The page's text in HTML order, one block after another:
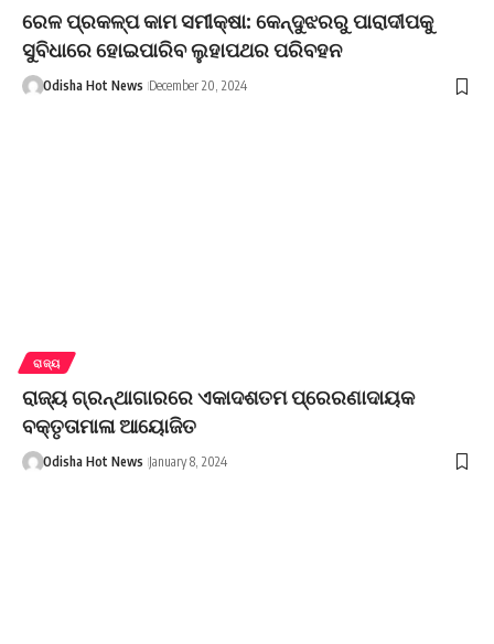
ରେଳ ପ୍ରକଳ୍ପ କାମ ସମୀକ୍ଷା: କେନ୍ଦୁଝରରୁ ପାରାଦୀପକୁ
ସୁବିଧାରେ ହୋଇପାରିବ ଲୁହାପଥର ପରିବହନ
Odisha Hot News December 20, 2024
ରାଜ୍ୟ
ରାଜ୍ୟ ଗ୍ରନ୍ଥାଗାରରେ ଏକାଦଶତମ ପ୍ରେରଣାଦାୟକ
ବକ୍ତୃତାମାଳା ଆୟୋଜିତ
Odisha Hot News January 8, 2024